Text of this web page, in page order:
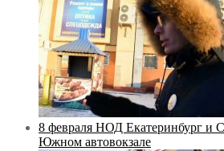
8 февраля НОД Екатеринбург и
Южном автовокзале